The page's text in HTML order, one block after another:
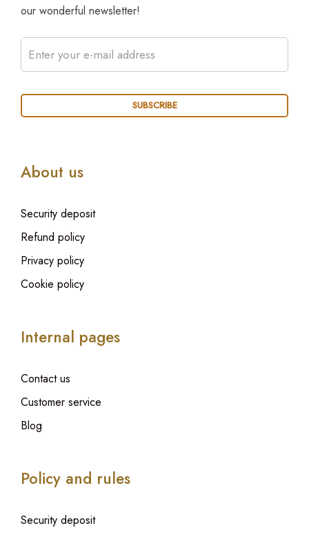
our wonderful newsletter!
About us
Security deposit
Refund policy
Privacy policy
Cookie policy
Internal pages
Contact us
Customer service
Blog
Policy and rules
Security deposit